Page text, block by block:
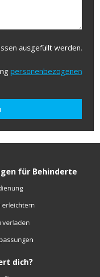
ausgefüllt werden.
personenbezogenen
für Behinderte
erleichtern
verladen
dich?